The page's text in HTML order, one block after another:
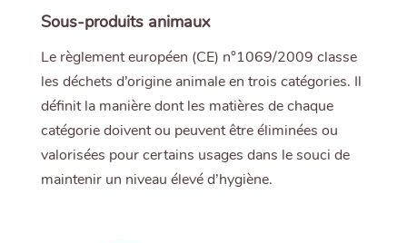
Sous-produits animaux
Le règlement européen (CE) n°1069/2009 classe
les déchets d’origine animale en trois catégories. Il
définit la manière dont les matières de chaque
catégorie doivent ou peuvent être éliminées ou
valorisées pour certains usages dans le souci de
maintenir un niveau élevé d’hygiène.